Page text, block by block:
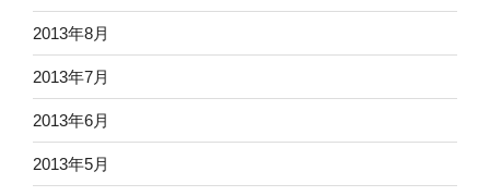
2013年8月
2013年7月
2013年6月
2013年5月